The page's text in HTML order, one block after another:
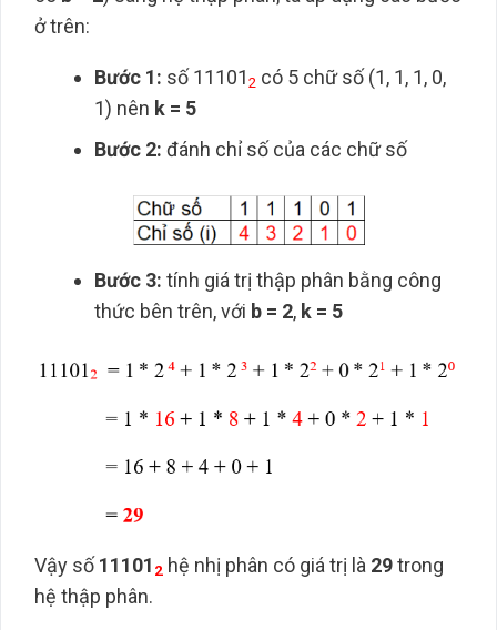
ở trên:
Bước 1: số 111012 có 5 chữ số (1, 1, 1, 0,
1) nên k = 5
Bước 2: đánh chỉ số của các chữ số
Bước 3: tính giá trị thập phân bằng công
thức bên trên, với b = 2, k = 5
Vậy số 11101 2 hệ nhị phân có giá trị là 29trong
hệ thập phân.